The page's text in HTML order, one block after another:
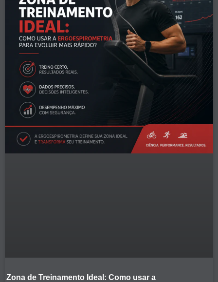
Zona de Treinamento Ideal: Como usar a